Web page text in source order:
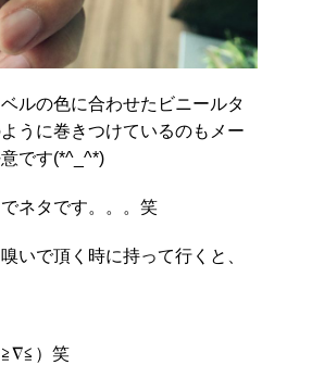
ルの色に合わせたビニールタ
うに巻きつけているのもメー
です(*^_^*)
ネタです。。。笑
いで頂く時に持って行くと、
≧∇≦）笑